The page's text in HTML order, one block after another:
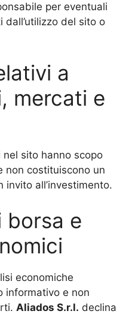
per eventuali
del sito o
a
mercati e
sito hanno scopo
non costituiscono un
invito all’investimento.
borsa e
economiche
informativo e non
Aliados S.r.l. declina